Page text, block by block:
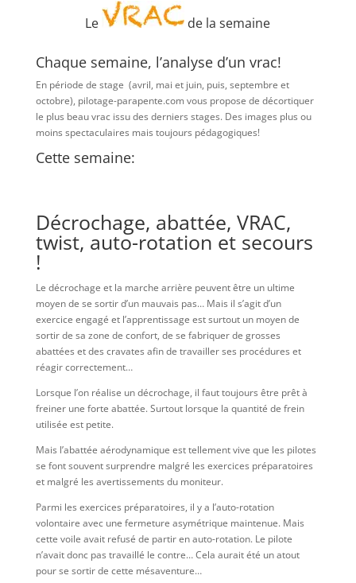
Le de la semaine
Chaque semaine, l’analyse d’un vrac!
En période de stage (avril, mai et juin, puis, septembre et
octobre), pilotage-parapente.com vous propose de décortiquer
le plus beau vrac issu des derniers stages. Des images plus ou
moins spectaculaires mais toujours pédagogiques!
Cette semaine:
Décrochage, abattée, VRAC,
twist, auto-rotation et secours
!
Le décrochage et la marche arrière peuvent être un ultime
moyen de se sortir d’un mauvais pas… Mais il s’agit d’un
exercice engagé et l’apprentissage est surtout un moyen de
sortir de sa zone de confort, de se fabriquer de grosses
abattées et des cravates afin de travailler ses procédures et
réagir correctement…
Lorsque l’on réalise un décrochage, il faut toujours être prêt à
freiner une forte abattée. Surtout lorsque la quantité de frein
utilisée est petite.
Mais l’abattée aérodynamique est tellement vive que les pilotes
se font souvent surprendre malgré les exercices préparatoires
et malgré les avertissements du moniteur.
Parmi les exercices préparatoires, il y a l’auto-rotation
volontaire avec une fermeture asymétrique maintenue. Mais
cette voile avait refusé de partir en auto-rotation. Le pilote
n’avait donc pas travaillé le contre… Cela aurait été un atout
pour se sortir de cette mésaventure…